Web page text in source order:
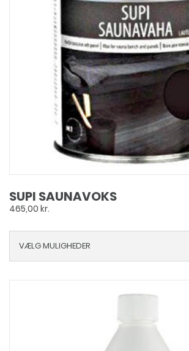
SUPI SAUNAVOKS
465,00 kr.
VÆLG MULIGHEDER